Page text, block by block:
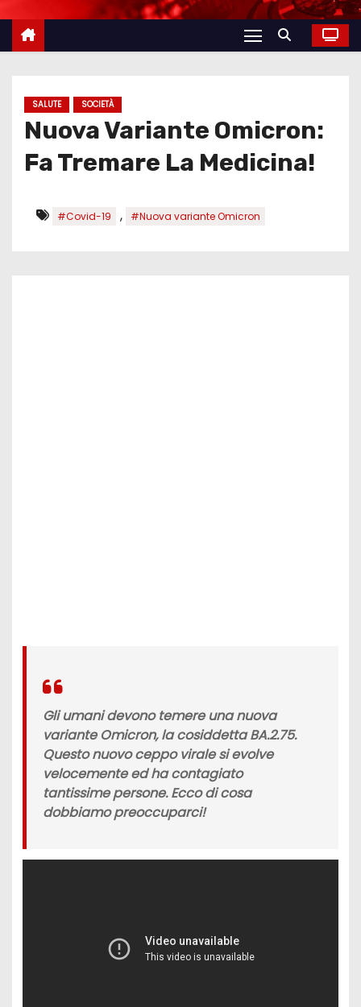
SALUTE SOCIETÀ
Nuova Variante Omicron:
Fa Tremare La Medicina!
#Covid-19 , #Nuova variante Omicron
Gli umani devono temere unanuova
variante Omicron,la cosiddettaBA.2.75.
Questonuovo ceppo viralesi evolve
velocemente ed ha contagiato
tantissime persone. Ecco di cosa
dobbiamo preoccuparci!